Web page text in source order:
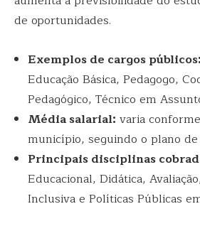
de oportunidades.
Exemplos de cargos públicos:
Educação Básica, Pedagogo,
Pedagógico, Técnico em
Média salarial: varia
município, seguindo o plano
Principais disciplinas
Educacional, Didática,
Inclusiva e Políticas Públicas